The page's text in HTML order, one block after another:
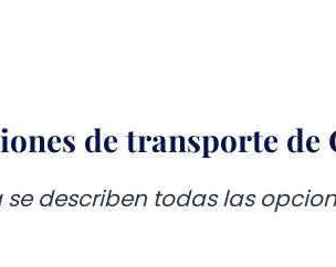
de transporte de
describen todas las